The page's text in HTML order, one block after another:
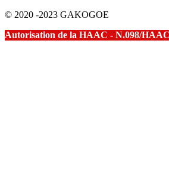
© 2020 -2023 GAKOGOE
Autorisation de la HAAC - N.098/